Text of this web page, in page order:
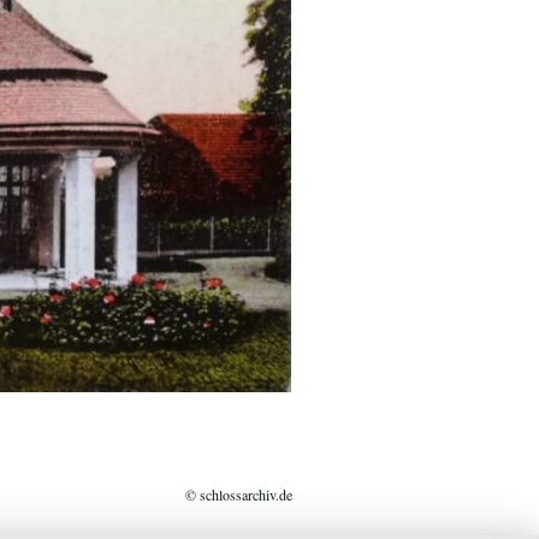
© schlossarchiv.de